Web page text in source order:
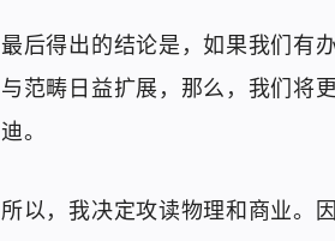
最后得出的结论是，如果我们有
与范畴日益扩展，那么，我们将
迪。
所以，我决定攻读物理和商业。